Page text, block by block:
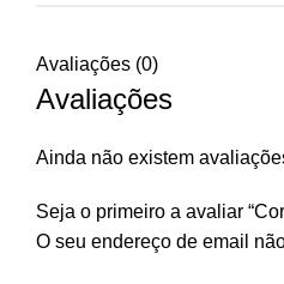
Avaliações (0)
Avaliações
Ainda não existem
Seja o primeiro a avaliar
O seu endereço de email